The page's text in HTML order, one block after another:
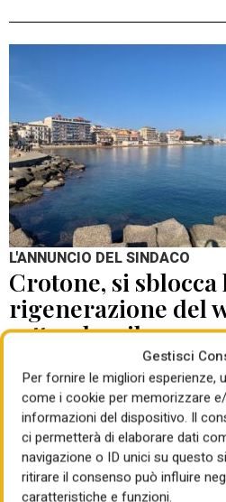
Gestisci
Per fornire le migliori esperienze,
come i cookie per memorizzare
informazioni del dispositivo. Il
ci permetterà di elaborare dati
navigazione o ID unici su questo
ritirare il consenso può influire
caratteristiche e funzioni.
L'ANNUNCIO DEL SINDACO
Crotone, si sblocca
rigenerazione del
settembre il
progettazione
05 Ago 2026 di Mauro